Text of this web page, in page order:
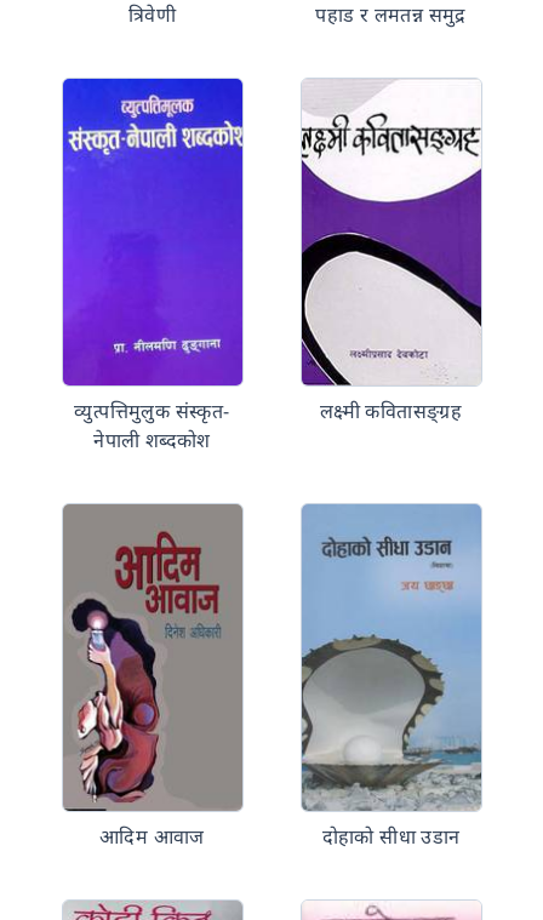
त्रिवेणी पहाड र लमतन्न समुद्र
व्युत्पत्तिमुलुक संस्कृत-
नेपाली शब्दकोश
लक्ष्मी कवितासङ्ग्रह
आदिम आवाज दोहाको सीधा उडान